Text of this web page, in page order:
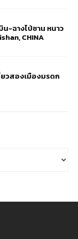
-ฉางไป่ซาน หนาว
CHINA
ยวสองเมืองมรดก